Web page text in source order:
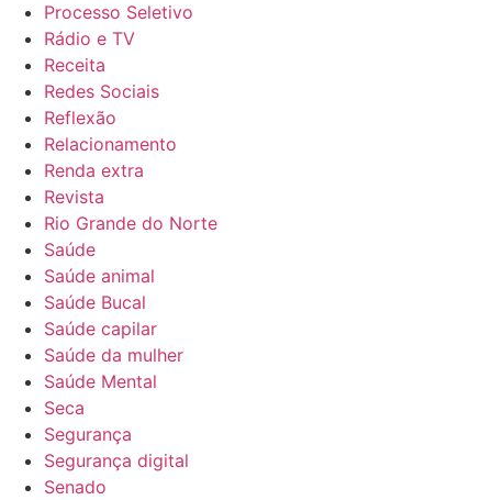
Processo Seletivo
Rádio e TV
Receita
Redes Sociais
Reflexão
Relacionamento
Renda extra
Revista
Rio Grande do Norte
Saúde
Saúde animal
Saúde Bucal
Saúde capilar
Saúde da mulher
Saúde Mental
Seca
Segurança
Segurança digital
Senado